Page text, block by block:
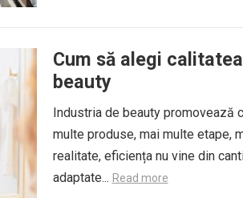
Cum să alegi
beauty
Industria de beauty promovează
multe produse, mai multe etape,
realitate, eficiența nu vine din
adaptate... Read more